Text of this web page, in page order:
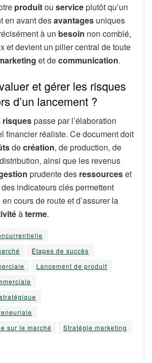
produitou serviceplutôt qu’un
en avant desavantages uniques
à un besoin non comblé,
et devient un pilier central de toute
et decommunication.
et gérer les risques
d’un lancement ?
risquespasse par l’élaboration
financier réaliste. Ce document doit
decréation, de production, de
ainsi que les revenus
prudente des ressourceset
indicateurs clés permettent
en cours de route et d’assurer la
àterme.
Étapes de succès
Lancement de produit
sur le marché
Stratégie marketing